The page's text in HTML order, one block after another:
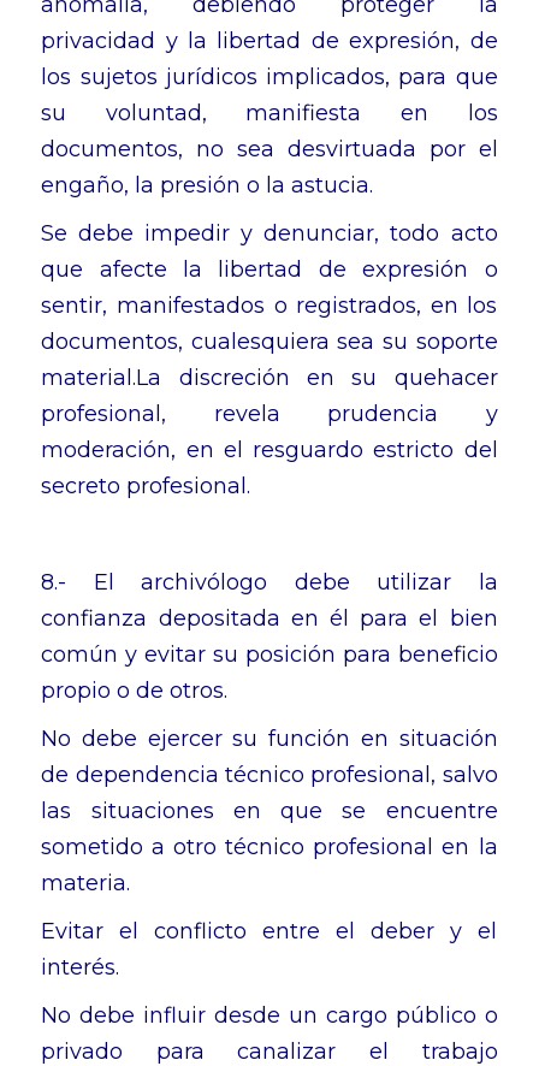
privacidad y la libertad de expresión, de
los sujetos jurídicos implicados, para que
su voluntad, manifiesta en los
documentos, no sea desvirtuada por el
engaño, la presión o la astucia.
Se debe impedir y denunciar, todo acto
que afecte la libertad de expresión o
sentir, manifestados o registrados, en los
documentos, cualesquiera sea su soporte
material.La discreción en su quehacer
profesional, revela prudencia y
moderación, en el resguardo estricto del
secreto profesional.
8.- El archivólogo debe utilizar la
confianza depositada en él para el bien
común y evitar su posición para beneficio
propio o de otros.
No debe ejercer su función en situación
de dependencia técnico profesional, salvo
las situaciones en que se encuentre
sometido a otro técnico profesional en la
materia.
Evitar el conflicto entre el deber y el
interés.
No debe influir desde un cargo público o
privado para canalizar el trabajo